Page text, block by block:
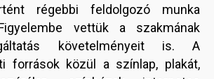
régebbi feldolgozó munka
vettük a szakmának
követelményeit is. A
források közül a színlap, plakát,